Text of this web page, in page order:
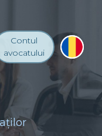
Contul
avocatului